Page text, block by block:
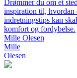
Drømmer du om et
inspiration til, hvordan
indretningstips kan
komfort og fordybelse.
Mille Olesen
Mille
Olesen